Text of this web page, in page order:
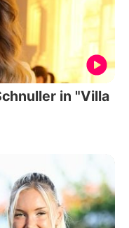
in "Villa